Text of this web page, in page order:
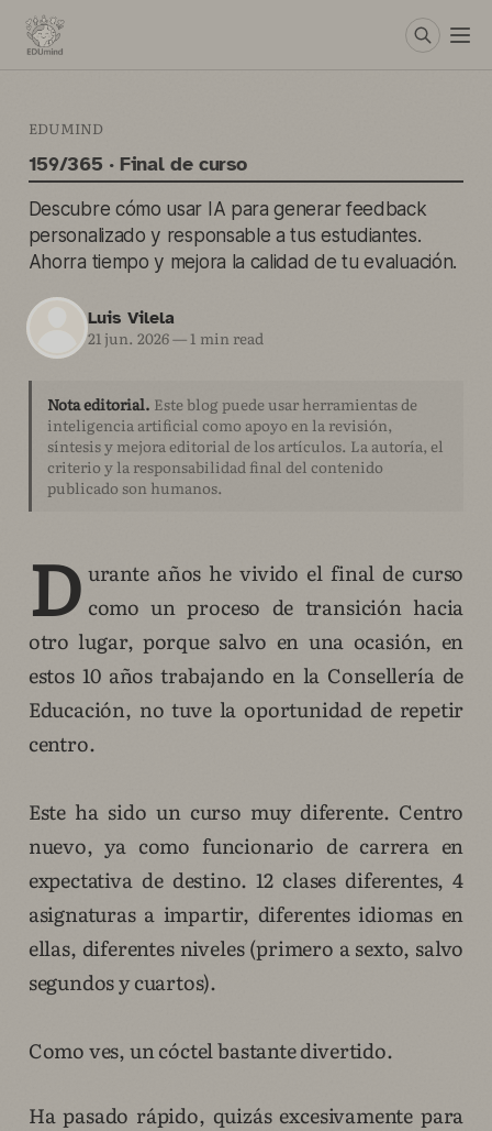
EDUMIND
159/365 · Final de curso
Descubre cómo usar IA para generar feedback
personalizado y responsable a tus estudiantes.
Ahorra tiempo y mejora la calidad de tu evaluación.
Luis Vilela
21 jun. 2026—1 min read
Nota editorial. Este blog puede usar herramientas de
inteligencia artificial como apoyo en la revisión,
síntesis y mejora editorial de los artículos. La autoría, el
criterio y la responsabilidad final del contenido
publicado son humanos.
D urante años he vivido el final de curso
como un proceso de transición hacia
otro lugar, porque salvo en una ocasión, en
estos 10 años trabajando en la Consellería de
Educación, no tuve la oportunidad de repetir
centro.
Este ha sido un curso muy diferente. Centro
nuevo, ya como funcionario de carrera en
expectativa de destino. 12 clases diferentes, 4
asignaturas a impartir, diferentes idiomas en
ellas, diferentes niveles (primero a sexto, salvo
segundos y cuartos).
Como ves, un cóctel bastante divertido.
Ha pasado rápido, quizás excesivamente para